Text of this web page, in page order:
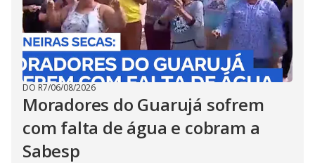
DO R7/06/08/2026
Moradores do Guarujá sofrem
com falta de água e cobram a
Sabesp